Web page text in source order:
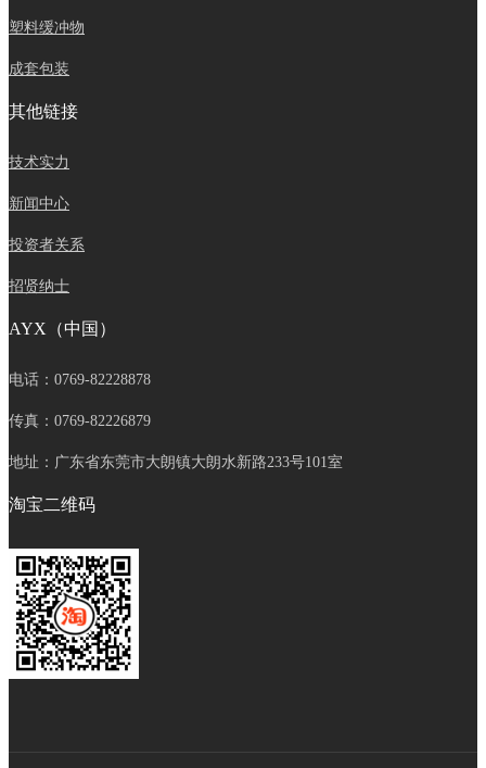
塑料缓冲物
成套包装
其他链接
技术实力
新闻中心
投资者关系
招贤纳士
AYX（中国）
电话：0769-82228878
传真：0769-82226879
地址：广东省东莞市大朗镇大朗水新路233号101室
淘宝二维码